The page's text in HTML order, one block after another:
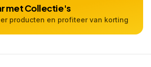
met Collectie's
producten en profiteer van korting